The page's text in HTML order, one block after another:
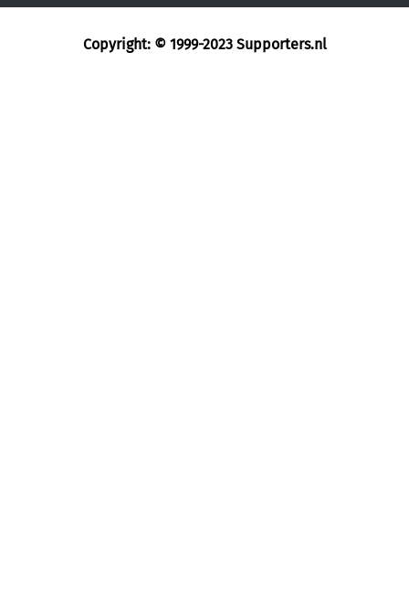
Copyright: © 1999-2023 Supporters.nl